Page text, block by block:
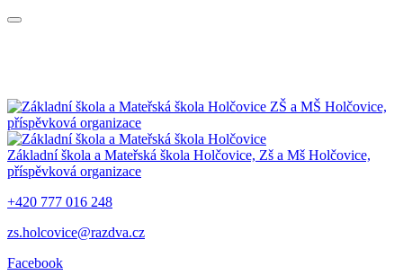
ZŠ a MŠ Holčovice,
příspěvková organizace
Základní škola a Mateřská škola Holčovice, Zš a Mš Holčovice,
příspěvková organizace
+420 777 016 248
zs.holcovice@razdva.cz
Facebook